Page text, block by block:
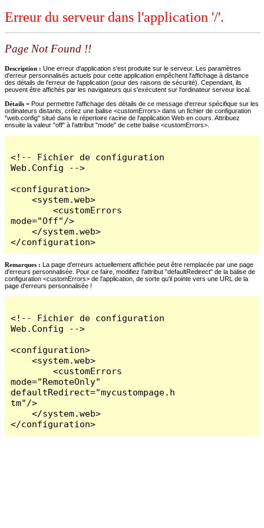
Erreur du serveur dans l'application '/'.
Page Not Found !!
Description : Une erreur d'application s'est produite sur le serveur. Les paramètres
d'erreur personnalisés actuels pour cette application empêchent l'affichage à distance
des détails de l'erreur de l'application (pour des raisons de sécurité). Cependant, ils
peuvent être affichés par les navigateurs qui s'exécutent sur l'ordinateur serveur local.
Détails = Pour permettre l'affichage des détails de ce message d'erreur spécifique sur les
ordinateurs distants, créez une balise <customErrors> dans un fichier de configuration
"web.config" situé dans le répertoire racine de l'application Web en cours. Attribuez
ensuite la valeur "off" à l'attribut "mode" de cette balise <customErrors>.
<!-- Fichier de configuration
Web.Config -->
<configuration>
    <system.web>
        <customErrors
mode="Off"/>
    </system.web>
</configuration>
Remarques : La page d'erreurs actuellement affichée peut être remplacée par une page
d'erreurs personnalisée. Pour ce faire, modifiez l'attribut "defaultRedirect" de la balise de
configuration <customErrors> de l'application, de sorte qu'il pointe vers une URL de la
page d'erreurs personnalisée !
<!-- Fichier de configuration
Web.Config -->
<configuration>
    <system.web>
        <customErrors
mode="RemoteOnly"
defaultRedirect="mycustompage.h
tm"/>
    </system.web>
</configuration>